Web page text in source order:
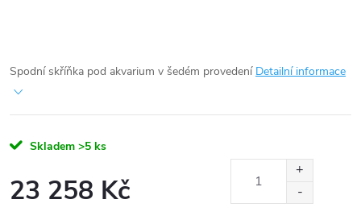
Spodní skříňka pod akvarium v šedém provedení Detailní informace
Skladem >5 ks
23 258 Kč